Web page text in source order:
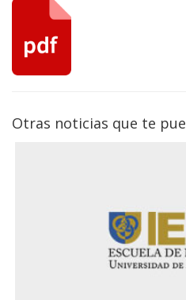
Otras noticias que te